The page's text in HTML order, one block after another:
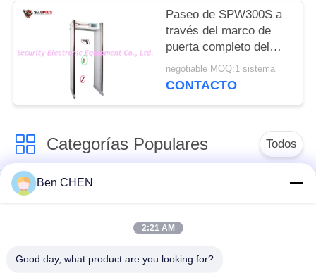
gubernamental
Paseo de SPW300S a
través del marco de
puerta completo del
cuerpo de las zonas
del detector de metales
negotiable MOQ:1 sistema
CONTACTO
Categorías Populares Todos
Escáner de rayos x
de equipaje
de la parcela
Caminar a través del
vigilancia de
Ben CHEN
2:21 AM
Good day, what product are you looking for?